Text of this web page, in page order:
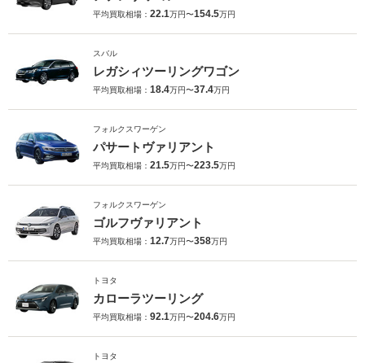
平均買取相場： 22.1万円〜154.5万円
スバル
レガシィツーリングワゴン
平均買取相場： 18.4万円〜37.4万円
フォルクスワーゲン
パサートヴァリアント
平均買取相場： 21.5万円〜223.5万円
フォルクスワーゲン
ゴルフヴァリアント
平均買取相場： 12.7万円〜358万円
トヨタ
カローラツーリング
平均買取相場： 92.1万円〜204.6万円
トヨタ